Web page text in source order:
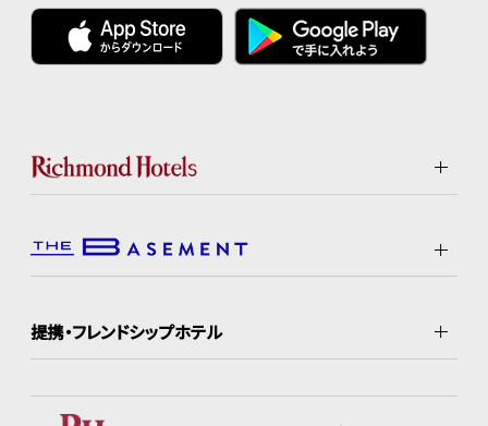
提携・フレンドシップホテル